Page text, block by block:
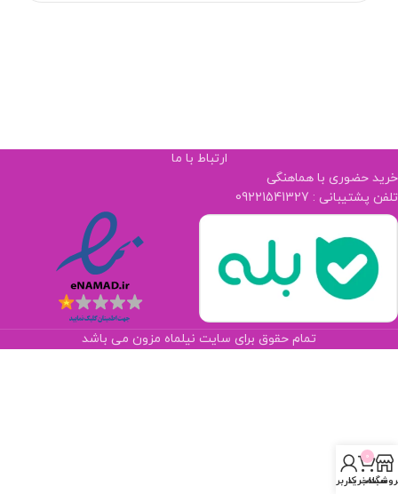
ارتباط با ما
خرید حضوری با هماهنگی
تلفن پشتیبانی : 09221541327
تمام حقوق برای سایت نیلماه مزون می باشد
0
سبد خرید
حساب کاربری من